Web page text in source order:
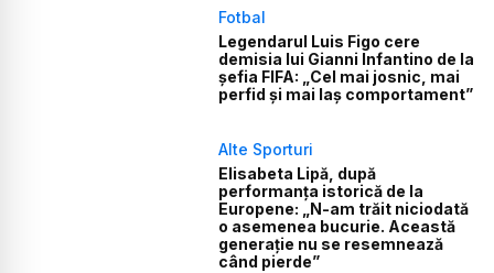
Fotbal
Legendarul Luis Figo cere
demisia lui Gianni Infantino de la
șefia FIFA: „Cel mai josnic, mai
perfid și mai laș comportament”
Alte Sporturi
Elisabeta Lipă, după
performanța istorică de la
Europene: „N-am trăit niciodată
o asemenea bucurie. Această
generație nu se resemnează
când pierde”